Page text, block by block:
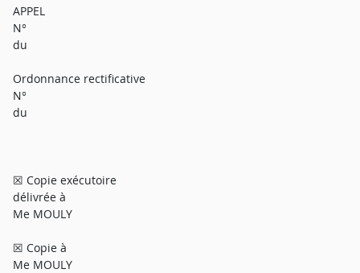
APPEL
N°
du
Ordonnance rectificative
N°
du
☒ Copie exécutoire
délivrée à
Me MOULY
☒ Copie à
Me MOULY